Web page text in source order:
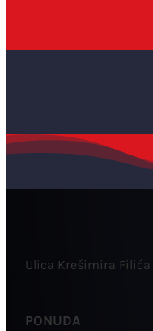
Ulica Krešimira
PONUDA